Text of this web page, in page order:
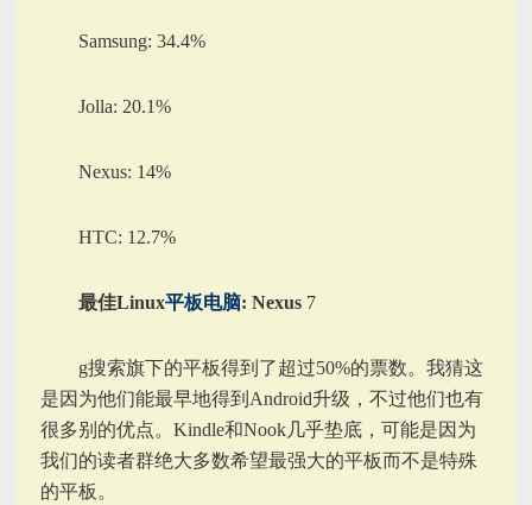
Samsung: 34.4%
Jolla: 20.1%
Nexus: 14%
HTC: 12.7%
最佳Linux平板电脑: Nexus 7
g搜索旗下的平板得到了超过50%的票数。我猜这
是因为他们能最早地得到Android升级，不过他们也有
很多别的优点。Kindle和Nook几乎垫底，可能是因为
我们的读者群绝大多数希望最强大的平板而不是特殊
的平板。